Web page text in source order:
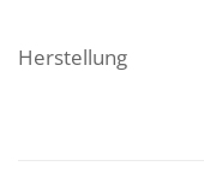
Herstellung